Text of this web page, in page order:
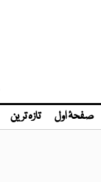
صفحۂ اول تازہ ترین